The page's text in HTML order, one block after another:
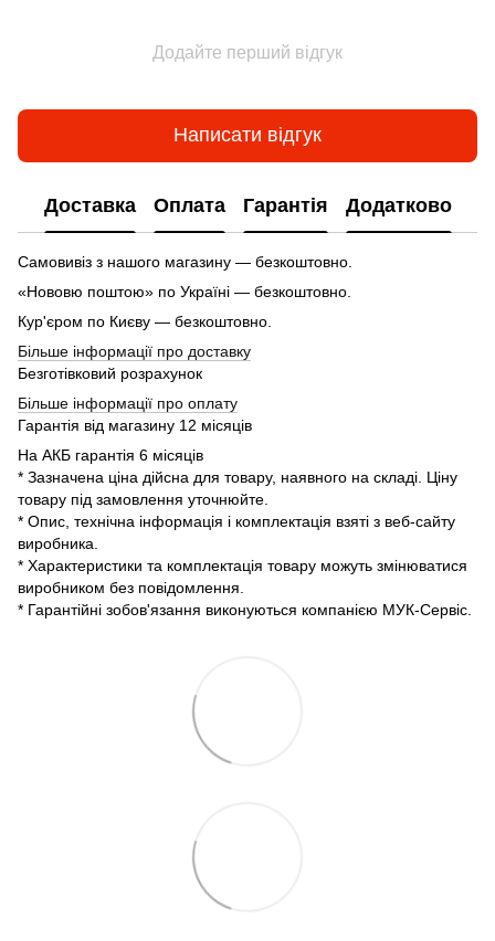
Додайте перший відгук
Написати відгук
Доставка Оплата Гарантія Додатково
Самовивіз з нашого магазину — безкоштовно.
«Нововю поштою» по Україні — безкоштовно.
Кур'єром по Києву — безкоштовно.
Більше інформації про доставку
Безготівковий розрахунок
Більше інформації про оплату
Гарантія від магазину 12 місяців
На АКБ гарантія 6 місяців
* Зазначена ціна дійсна для товару, наявного на складі. Ціну
товару під замовлення уточнюйте.
* Опис, технічна інформація і комплектація взяті з веб-сайту
виробника.
* Характеристики та комплектація товару можуть змінюватися
виробником без повідомлення.
* Гарантійні зобов'язання виконуються компанією МУК-Сервіс.